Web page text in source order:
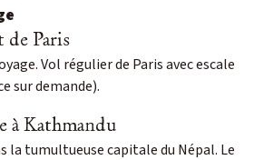
de Paris
Vol régulier de Paris avec escale
sur demande).
à Kathmandu
la tumultueuse capitale du Népal. Le